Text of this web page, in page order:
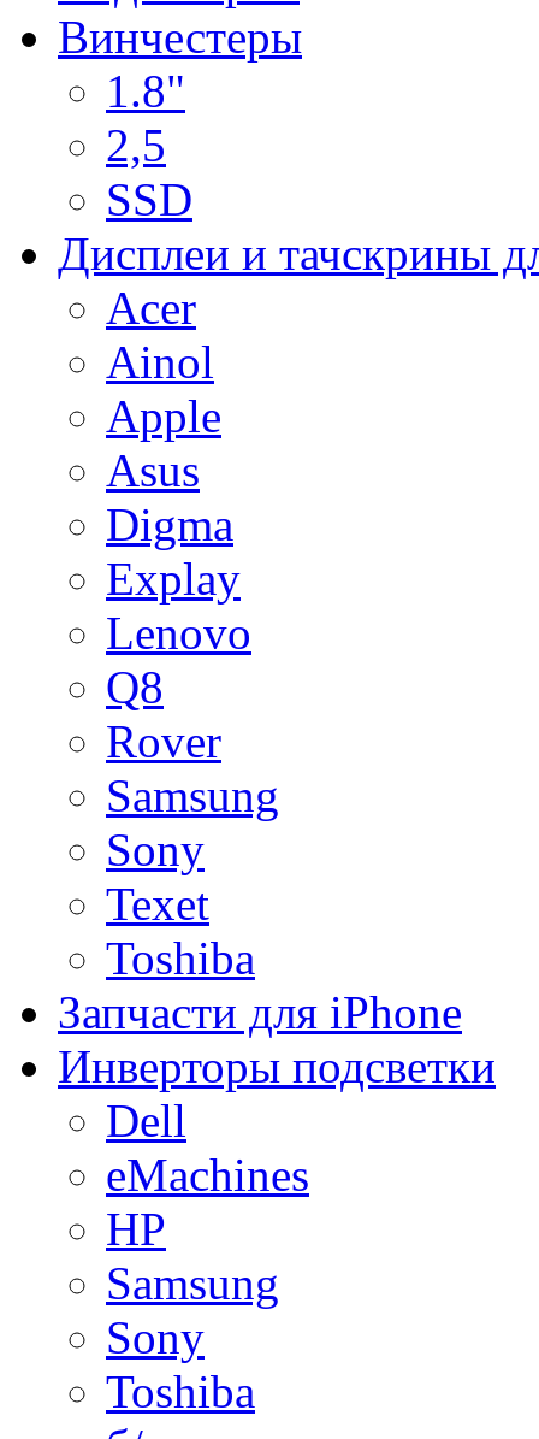
Винчестеры
1.8"
2,5
SSD
Дисплеи и тачскрины
Acer
Ainol
Apple
Asus
Digma
Explay
Lenovo
Q8
Rover
Samsung
Sony
Texet
Toshiba
Запчасти для iPhone
Инверторы подсветки
Dell
eMachines
HP
Samsung
Sony
Toshiba